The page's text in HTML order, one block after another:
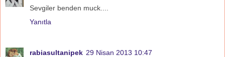
Sevgiler benden muck....
Yanıtla
rabiasultanipek 29 Nisan 2013 10:47